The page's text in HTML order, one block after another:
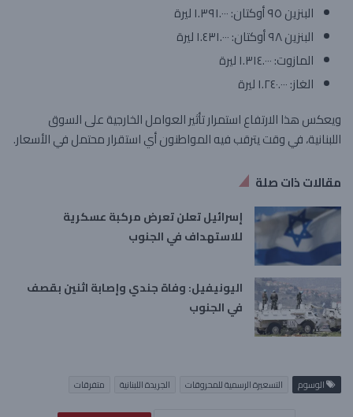
البنزين ٩٥ أوكتان: ١.٣٩١.٠٠٠ ليرة
البنزين ٩٨ أوكتان: ١.٤٣١.٠٠٠ ليرة
المازوت: ١.٣١٤.٠٠٠ ليرة
الغاز: ١.٢٤٠.٠٠٠ ليرة
ويعكس هذا الارتفاع استمرار تأثير العوامل الخارجية على السوق
اللبنانية، في وقت يترقب فيه المواطنون أي استقرار محتمل في الأسعار.
مقالات ذات صلة
إسرائيل تعلن تعرض مركبة عسكرية
للاستهداف في الجنوب
اليونيفيل: وفاة جندي وإصابة اثنين بقصف
في الجنوب
الوسوم التسعيرة الرسمية للمحروقات الجريدة اللبنانية متفرقات